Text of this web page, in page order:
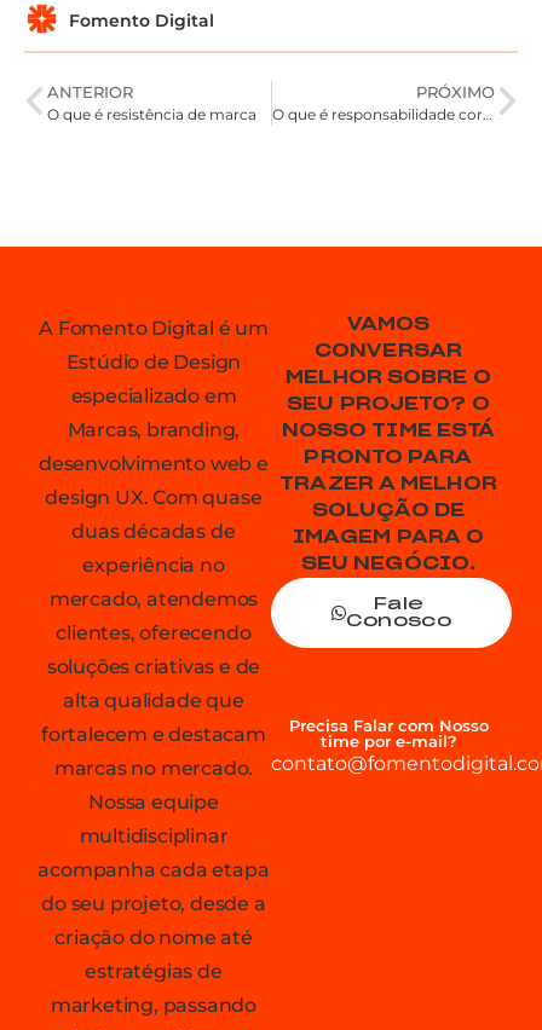
Fomento Digital
ANTERIOR
O que é resistência de marca
PRÓXIMO
O que é responsabilidade corporativa
A Fomento Digital é um
Estúdio de Design
especializado em
Marcas, branding,
desenvolvimento web e
design UX. Com quase
duas décadas de
experiência no
mercado, atendemos
clientes, oferecendo
soluções criativas e de
alta qualidade que
fortalecem e destacam
marcas no mercado.
Nossa equipe
multidisciplinar
acompanha cada etapa
do seu projeto, desde a
criação do nome até
estratégias de
marketing, passando
VAMOS
CONVERSAR
MELHOR SOBRE O
SEU PROJETO? O
NOSSO TIME ESTÁ
PRONTO PARA
TRAZER A MELHOR
SOLUÇÃO DE
IMAGEM PARA O
SEU NEGÓCIO.
Fale
Conosco
Precisa Falar com Nosso
time por e-mail?